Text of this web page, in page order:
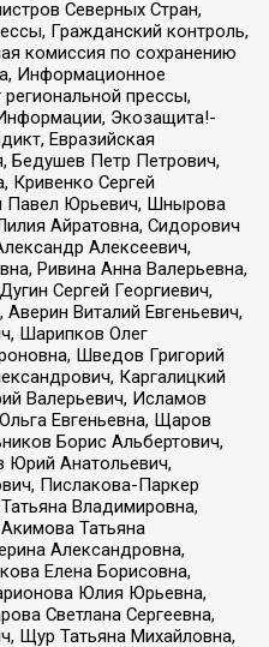
Северных Стран,
Гражданский контроль,
комиссия по сохранению
Информационное
прессы,
Экозащита!-
Евразийская
Бедушев Петр Петрович,
Кривенко Сергей
Павел Юрьевич, Шнырова
Айратовна, Сидорович
Алексеевич,
Ривина Анна Валерьевна,
Сергей Георгиевич,
Виталий Евгеньевич,
Шарипков Олег
Шведов Григорий
Каргалицкий
Валерьевич, Исламов
Евгеньевна, Щаров
Борис Альбертович,
Юрий Анатольевич,
Пислакова-Паркер
Владимировна,
Татьяна
Александровна,
Елена Борисовна,
Юлия Юрьевна,
Светлана Сергеевна,
Щур Татьяна Михайловна,